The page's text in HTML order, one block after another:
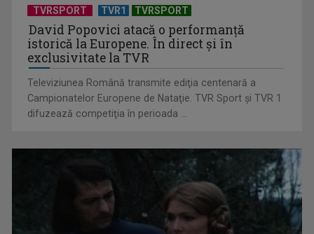
Este foarte ...
„Jucăriile” pentru copii care promit să combată sentimentul
TVRSPORT TVR1 TVRSPORT
David Popovici atacă o performanţă
istorică la Europene. În direct şi în
exclusivitate la TVR
Televiziunea Română transmite ediţia centenară a
Campionatelor Europene de Nataţie. TVR Sport şi TVR 1